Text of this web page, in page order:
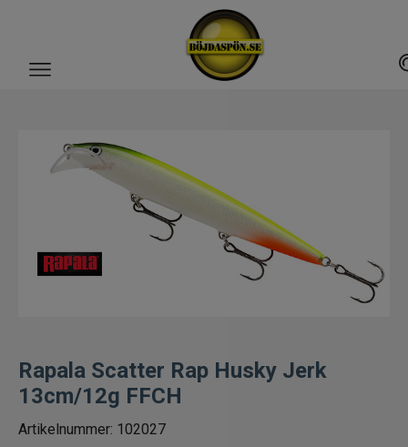
Abborrfemman
Rullar
Fiskedrag
Betespaket
Rapala Scatter Rap Husky Jerk
13cm/12g FFCH
Artikelnummer: 102027